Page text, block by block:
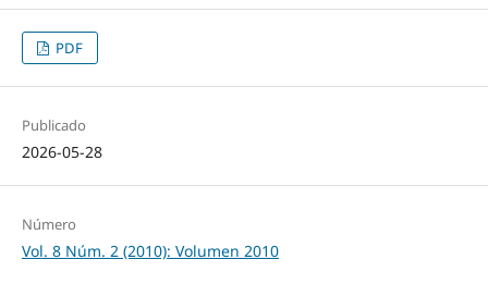
PDF
Publicado
2026-05-28
Número
Vol. 8 Núm. 2 (2010): Volumen 2010